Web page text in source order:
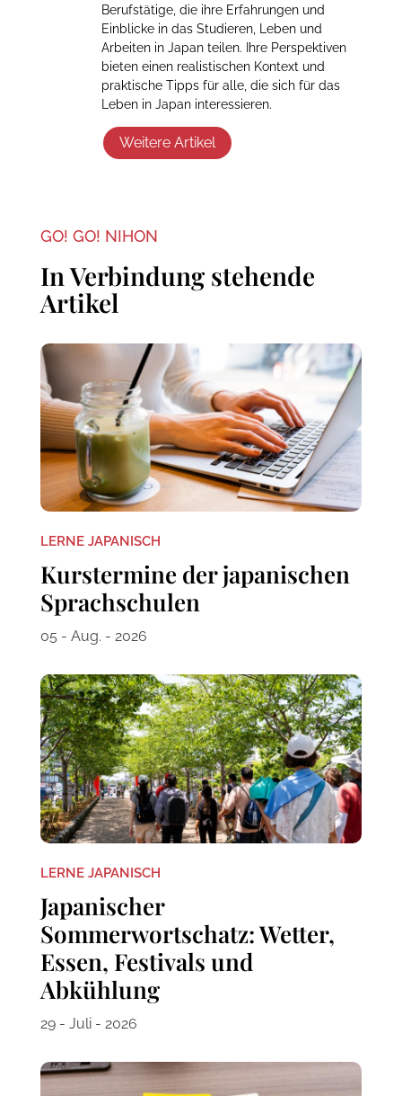
Berufstätige, die ihre Erfahrungen und
Einblicke in das Studieren, Leben und
Arbeiten in Japan teilen. Ihre Perspektiven
bieten einen realistischen Kontext und
praktische Tipps für alle, die sich für das
Leben in Japan interessieren.
Weitere Artikel
GO! GO! NIHON
In Verbindung stehende
Artikel
LERNE JAPANISCH
Kurstermine der japanischen
Sprachschulen
05 - Aug. - 2026
LERNE JAPANISCH
Japanischer
Sommerwortschatz: Wetter,
Essen, Festivals und
Abkühlung
29 - Juli - 2026